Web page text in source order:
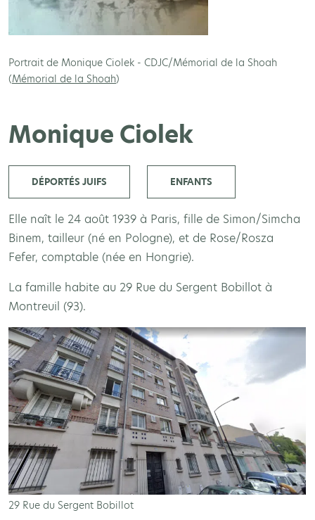
Portrait de Monique Ciolek - CDJC/Mémorial de la Shoah
(Mémorial de la Shoah)
Monique Ciolek
DÉPORTÉS JUIFS ENFANTS
Elle naît le 24 août 1939 à Paris, fille de Simon/Simcha
Binem, tailleur (né en Pologne), et de Rose/Rosza
Fefer, comptable (née en Hongrie).
La famille habite au 29 Rue du Sergent Bobillot à
Montreuil (93).
29 Rue du Sergent Bobillot